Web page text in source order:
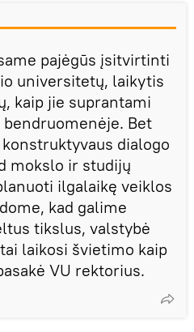
pajėgūs įsitvirtinti
universitetų, laikytis
kaip jie suprantami
Bet
dialogo
mokslo ir studijų
ilgalaikę veiklos
kad galime
tikslus, valstybė
laikosi švietimo kaip
VU rektorius.